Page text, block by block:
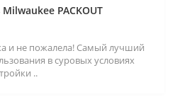
PACKOUT
и не пожалела! Самый лучший
в суровых условиях
..